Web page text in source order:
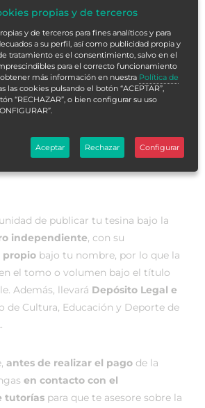
rigor, impulsa tu
en una editorial y con
de publicar tu tesina bajo la
independiente, con su
propio bajo tu nombre, por lo que la
el tomo o volumen bajo el título
Además, llevará Depósito Legal e
de Cultura, Educación y Deporte de
.
antes de realizar el pago de la
en contacto con el
tutorías para que te asesore sobre la
propias y de terceros
y de terceros para fines analíticos y para
a su perfil, así como publicidad propia y
tratamiento es el consentimiento, salvo en el
para el correcto funcionamiento
más información en nuestra Política de
las cookies pulsando el botón “ACEPTAR”,
“RECHAZAR”, o bien configurar su uso
Aceptar Rechazar Configurar